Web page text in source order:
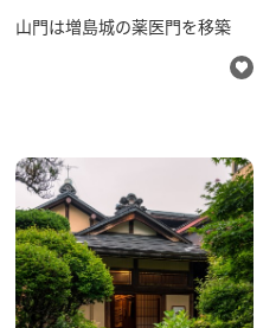
山門は増島城の薬医門を移築